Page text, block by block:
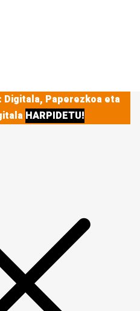
Digitala, Paperezkoa eta
HARPIDETU!